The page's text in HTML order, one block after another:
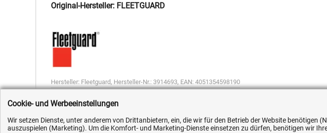
Original-Hersteller: FLEETGUARD
Hersteller: Fleetguard , Hersteller-Nr.: 3914693, EAN: 4051354598190
Cookie- und Werbeeinstellungen
Wir setzen Dienste, unter anderem von Drittanbietern, ein, die wir für den Betrieb der Website
auszuspielen (Marketing). Um die Komfort- und Marketing-Dienste einsetzen zu dürfen, benötigen wir